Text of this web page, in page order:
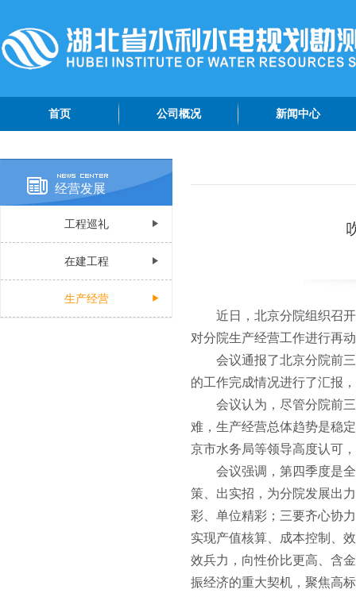
首页 公司概况 新闻中心
管理团队
公司荣誉
认证资质
经营发展
工程巡礼
在建工程
生产经营
近日，北京分院组织召
对分院生产经营工作进行再
会议通报了北京分院前
的工作完成情况进行了汇报
会议认为，尽管分院前
难，生产经营总体趋势是稳
京市水务局等领导高度认可
会议强调，第四季度是
策、出实招，为分院发展出
彩、单位精彩；三要齐心协
实现产值核算、成本控制、
效兵力，向性价比更高、含
振经济的重大契机，聚焦高